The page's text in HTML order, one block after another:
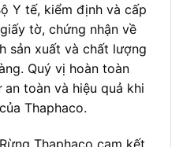
Y tế, kiểm định và cấp
tờ, chứng nhận về
sản xuất và chất lượng
Quý vị hoàn toàn
toàn và hiệu quả khi
Thaphaco.